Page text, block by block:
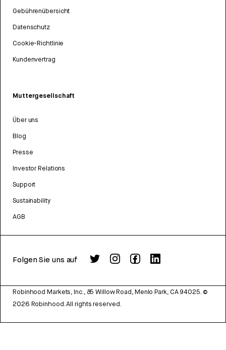
Gebührenübersicht
Datenschutz
Cookie-Richtlinie
Kundenvertrag
Muttergesellschaft
Über uns
Blog
Presse
Investor Relations
Support
Sustainability
AGB
Folgen Sie uns auf
Robinhood Markets, Inc., 85 Willow Road, Menlo Park, CA 94025. ©
2026 Robinhood. All rights reserved.